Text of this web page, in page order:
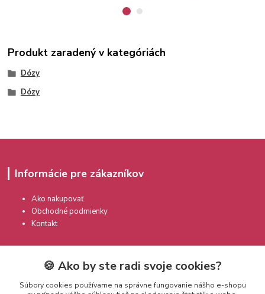
Produkt zaradený v kategóriách
Dózy
Dózy
Informácie pre zákazníkov
Ako nakupovať
Obchodné podmienky
Kontakt
🍪 Ako by ste radi svoje cookies?
Súbory cookies používame na správne fungovanie nášho e-shopu